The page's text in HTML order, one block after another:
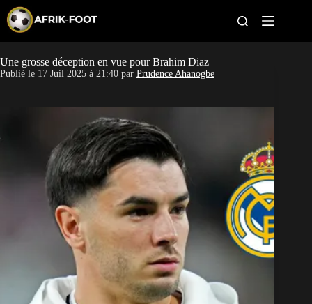
p
t
o
c
CAN féminine
Pays
Clubs
Classement
Paris sportifs
Une grosse déception en vue pour Brahim Diaz
Publié le 17 Juil 2025 à 21:40 par Prudence Ahanogbe